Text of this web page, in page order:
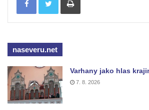
naseveru.net
Varhany jako hlas
7. 8. 2026